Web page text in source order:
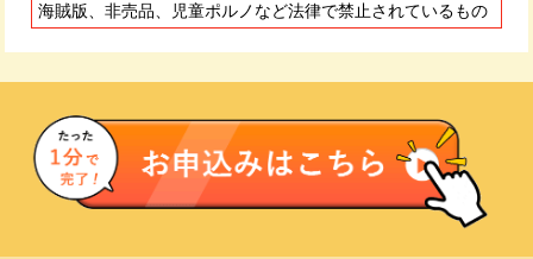
に入金いたします。
査定にご納得いただけない場合
お預かりした商品をお客様にご返却いたします。キャンセル料
けいたします。
海賊版、非売品、児童ポルノなど法律で禁止されているもの